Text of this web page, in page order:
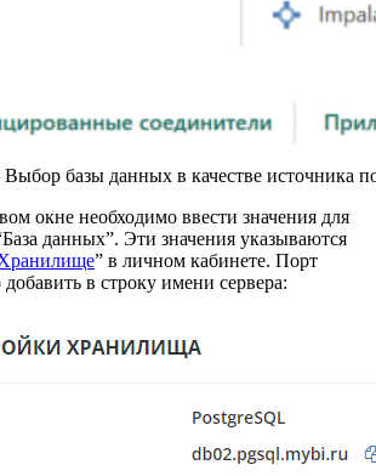
базы данных в качестве источника
окне необходимо ввести значения для
данных”. Эти значения указываются
” в личном кабинете. Порт
в строку имени сервера: